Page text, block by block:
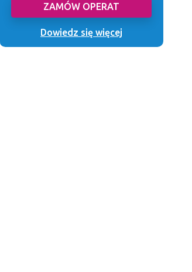
ZAMÓW OPERAT
Dowiedz się więcej